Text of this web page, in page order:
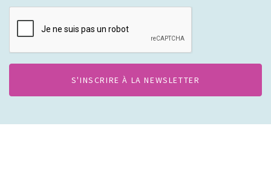
CAPTCHA